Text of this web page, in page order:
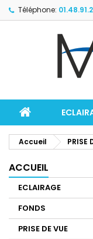
Téléphone:
Accueil PRISE
ACCUEIL
ECLAIRAGE
FONDS
PRISE DE VUE